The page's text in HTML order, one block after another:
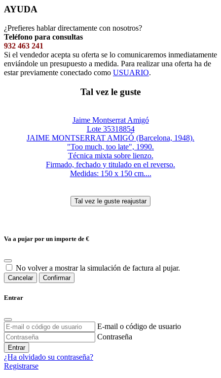
AYUDA
¿Prefieres hablar directamente con nosotros?
Teléfono para consultas
932 463 241
Si el vendedor acepta su oferta se lo comunicaremos inmediatamente
enviándole un presupuesto a medida. Para realizar una oferta ha de
estar previamente conectado como USUARIO.
Tal vez le guste
Jaime Montserrat Amigó
Lote 35318854
JAIME MONTSERRAT AMIGÓ (Barcelona, 1948).
"Too much, too late", 1990.
Técnica mixta sobre lienzo.
Firmado, fechado y titulado en el reverso.
Medidas: 150 x 150 cm....
Va a pujar por un importe de €
No volver a mostrar la simulación de factura al pujar.
Cancelar Confirmar
Entrar
E-mail o código de usuario
Contraseña
Entrar
¿Ha olvidado su contraseña?
Registrarse